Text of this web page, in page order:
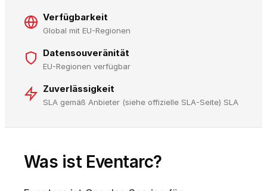
Verfügbarkeit
Global mit EU-Regionen
Datensouveränität
EU-Regionen verfügbar
Zuverlässigkeit
SLA gemäß Anbieter (siehe offizielle SLA-Seite) SLA
Was ist Eventarc?